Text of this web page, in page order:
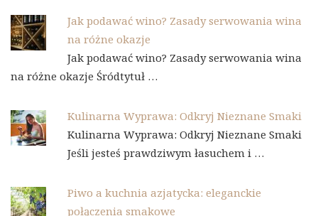
Jak podawać wino? Zasady serwowania wina
na różne okazje
Jak podawać wino? Zasady serwowania wina
na różne okazje Śródtytuł …
Kulinarna Wyprawa: Odkryj Nieznane Smaki
Kulinarna Wyprawa: Odkryj Nieznane Smaki
Jeśli jesteś prawdziwym łasuchem i …
Piwo a kuchnia azjatycka: eleganckie
połączenia smakowe